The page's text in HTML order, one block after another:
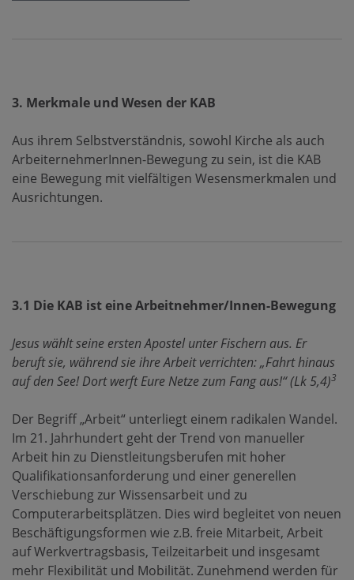
3. Merkmale und Wesen der KAB
Aus ihrem Selbstverständnis, sowohl Kirche als auch
ArbeiternehmerInnen-Bewegung zu sein, ist die KAB
eine Bewegung mit vielfältigen Wesensmerkmalen und
Ausrichtungen.
3.1 Die KAB ist eine Arbeitnehmer/Innen-Bewegung
Jesus wählt seine ersten Apostel unter Fischern aus. Er
beruft sie, während sie ihre Arbeit verrichten: „Fahrt hinaus
auf den See! Dort werft Eure Netze zum Fang aus!“ (Lk 5,4)3
Der Begriff „Arbeit“ unterliegt einem radikalen Wandel.
Im 21. Jahrhundert geht der Trend von manueller
Arbeit hin zu Dienstleitungsberufen mit hoher
Qualifikationsanforderung und einer generellen
Verschiebung zur Wissensarbeit und zu
Computerarbeitsplätzen. Dies wird begleitet von neuen
Beschäftigungsformen wie z.B. freie Mitarbeit, Arbeit
auf Werkvertragsbasis, Teilzeitarbeit und insgesamt
mehr Flexibilität und Mobilität. Zunehmend werden für